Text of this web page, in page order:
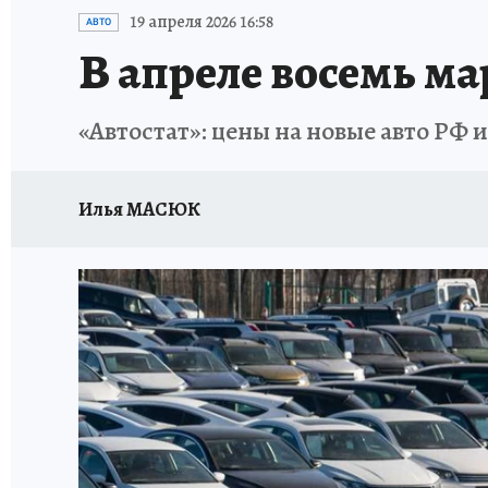
ИСПЫТАНО НА СЕБЕ
АВТО 19 апреля 2026 16:58
В апреле восемь
«Автостат»: цены на новые авто РФ
Илья МАСЮК